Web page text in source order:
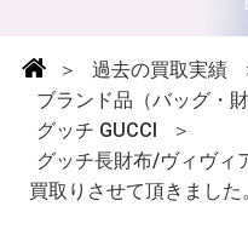
＞ 過去の買取実績
ブランド品（バッグ・
グッチ GUCCI
＞
グッチ長財布/ヴィヴィ
買取りさせて頂きました